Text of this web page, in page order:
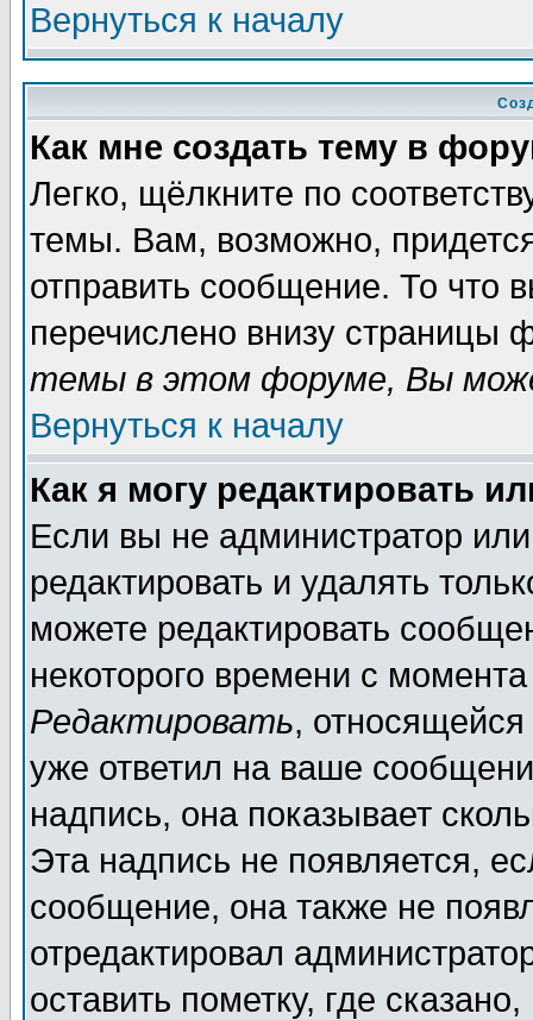
Вернуться к началу
Как мне создать тему в
Легко, щёлкните по
темы. Вам, возможно,
отправить сообщение. То что
перечислено внизу страницы
темы в этом форуме, Вы
Вернуться к началу
Как я могу редактировать
Если вы не администратор
редактировать и удалять
можете редактировать
некоторого времени с
Редактировать,
уже ответил на ваше
надпись, она показывает
Эта надпись не появляется,
сообщение, она также не
отредактировал
оставить пометку, где